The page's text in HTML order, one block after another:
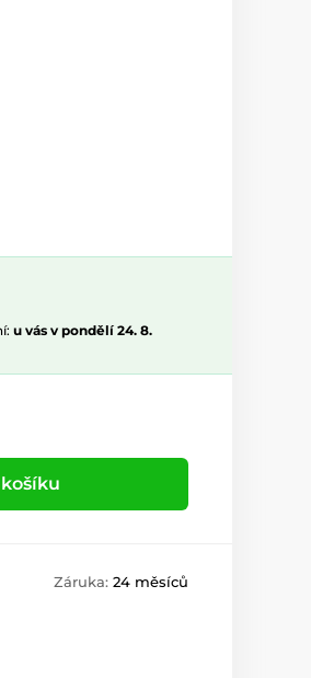
u vás v pondělí 24. 8.
Záruka: 24 měsíců